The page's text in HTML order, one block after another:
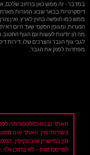
במדבר - זה ממש כאן ברחוב שלכם,
דיסקרטיות בבאר שבע. הנערות
ממש כמו חופשה בחוץ לארץ. ואין
הנערות, ומגופן הסקסי שעד היום
מה הן יודעות לעשות עם הגוף
לגבי גוף הגבר והצרכים שלו. דירות
מפחדות לפנק את הגבר.
האתר נבנה כפלטפורמה
בשירותי מין. האתר אינו
מין במישרין או בעקיפין.
לפרסם זנות – לא בתוכן